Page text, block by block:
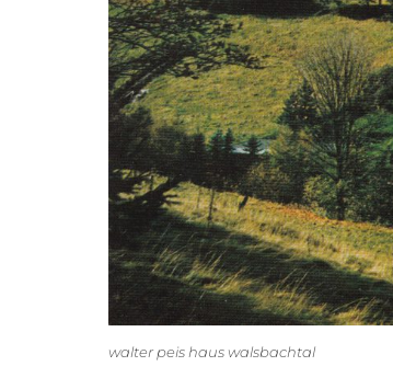
walter peis haus walsbachtal